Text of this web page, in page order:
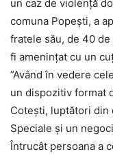
un caz de violență
comuna Popești, a
fratele său, de 40
fi amenințat cu un
”Având în vedere
un dispozitiv format
Cotești, luptători
Speciale și un
Întrucât persoana a